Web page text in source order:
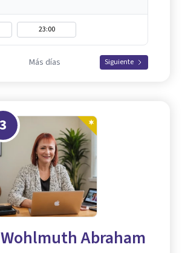
23:00
Más días Siguiente
3
Abraham